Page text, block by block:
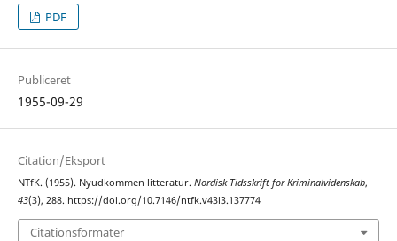
PDF
Publiceret
1955-09-29
Citation/Eksport
NTfK. (1955). Nyudkommen litteratur. Nordisk Tidsskrift for Kriminalvidenskab,
43(3), 288. https://doi.org/10.7146/ntfk.v43i3.137774
Citationsformater